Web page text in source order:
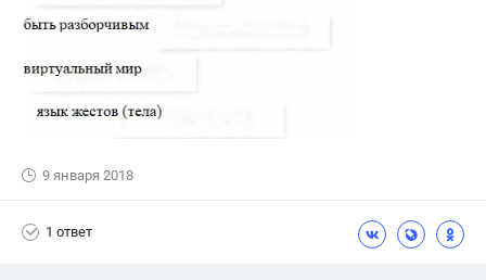
9 января 2018
1 ответ